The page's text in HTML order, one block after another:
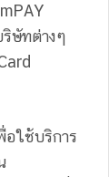
ษัทต่างๆ
อใช้บริการ